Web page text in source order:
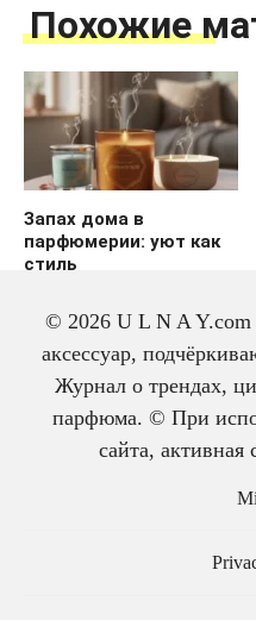
Похожие
Запах дома в
парфюмерии: уют как
стиль
© 2026 U L N A
аксессуар,
Журнал о трендах,
парфюма. © При
сайта, активная